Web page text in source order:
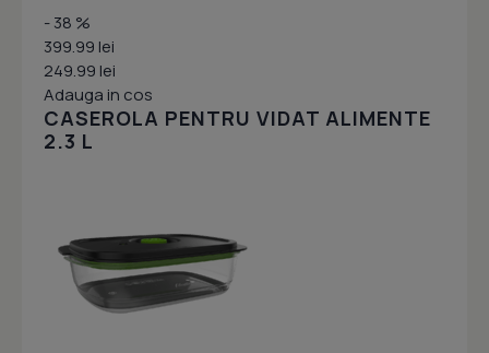
- 38 %
399.99 lei
249.99 lei
Adauga in cos
CASEROLA PENTRU VIDAT ALIMENTE
2.3 L